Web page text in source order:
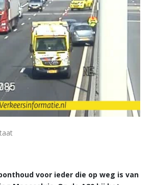
voor ieder die op weg is van